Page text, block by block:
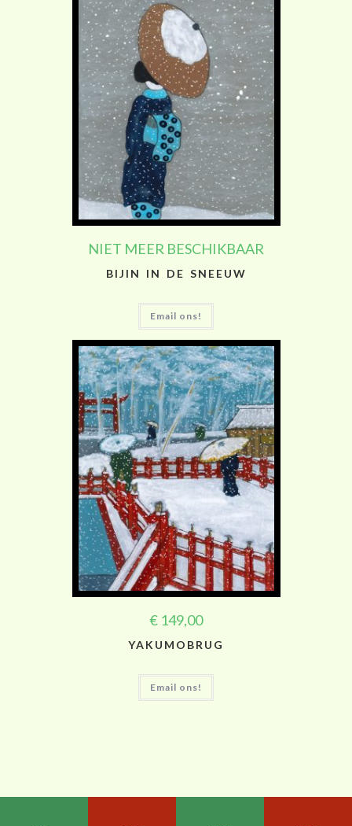
NIET MEER BESCHIKBAAR
BIJIN IN DE SNEEUW
Email ons!
€ 149,00
YAKUMOBRUG
Email ons!